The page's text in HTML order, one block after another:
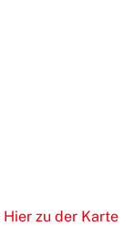
Hier zu der Karte